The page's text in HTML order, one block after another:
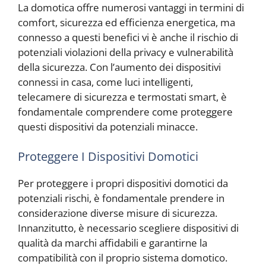
La domotica offre numerosi vantaggi in termini di
comfort, sicurezza ed efficienza energetica, ma
connesso a questi benefici vi è anche il rischio di
potenziali violazioni della privacy e vulnerabilità
della sicurezza. Con l’aumento dei dispositivi
connessi in casa, come luci intelligenti,
telecamere di sicurezza e termostati smart, è
fondamentale comprendere come proteggere
questi dispositivi da potenziali minacce.
Proteggere I Dispositivi Domotici
Per proteggere i propri dispositivi domotici da
potenziali rischi, è fondamentale prendere in
considerazione diverse misure di sicurezza.
Innanzitutto, è necessario scegliere dispositivi di
qualità da marchi affidabili e garantirne la
compatibilità con il proprio sistema domotico.